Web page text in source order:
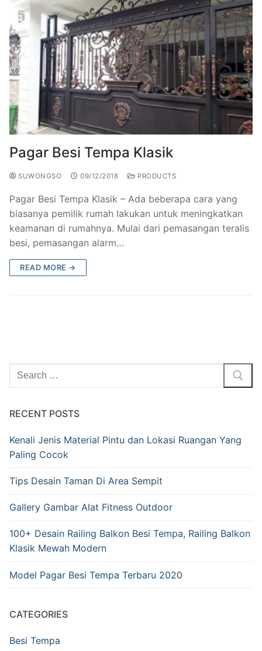
Pagar Besi Tempa Klasik
SUWONGSO 09/12/2018 PRODUCTS
Pagar Besi Tempa Klasik – Ada beberapa cara yang
biasanya pemilik rumah lakukan untuk meningkatkan
keamanan di rumahnya. Mulai dari pemasangan teralis
besi, pemasangan alarm…
READ MORE →
RECENT POSTS
Kenali Jenis Material Pintu dan Lokasi Ruangan Yang
Paling Cocok
Tips Desain Taman Di Area Sempit
Gallery Gambar Alat Fitness Outdoor
100+ Desain Railing Balkon Besi Tempa, Railing Balkon
Klasik Mewah Modern
Model Pagar Besi Tempa Terbaru 2020
CATEGORIES
Besi Tempa